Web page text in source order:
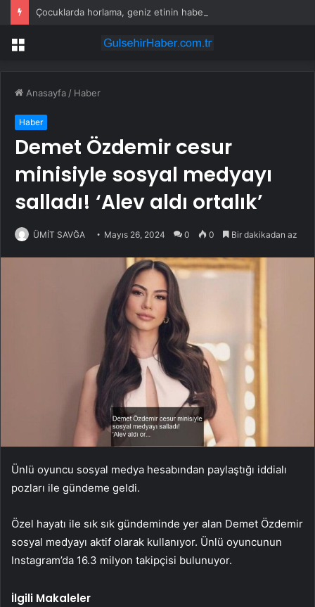
Çocuklarda horlama, geniz etinin habercisi olabilir!
Menü
Anasayfa / Haber
Haber
Demet Özdemir cesur
minisiyle sosyal medyayı
salladı! ‘Alev aldı ortalık’
ÜMİT SAVĞA Mayıs 26, 2024 0 0 Bir dakikadan az
Ünlü oyuncu sosyal medya hesabından paylaştığı iddialı
pozları ile gündeme geldi.
Özel hayatı ile sık sık gündeminde yer alan Demet Özdemir
sosyal medyayı aktif olarak kullanıyor. Ünlü oyuncunun
Instagram’da 16.3 milyon takipçisi bulunuyor.
İlgili Makaleler